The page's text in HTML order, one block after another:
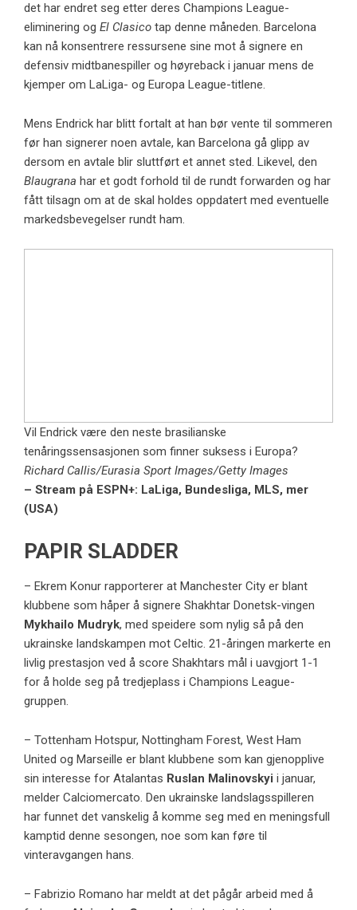
det har endret seg etter deres Champions League-
eliminering og El Clasico tap denne måneden. Barcelona
kan nå konsentrere ressursene sine mot å signere en
defensiv midtbanespiller og høyreback i januar mens de
kjemper om LaLiga- og Europa League-titlene.
Mens Endrick har blitt fortalt at han bør vente til sommeren
før han signerer noen avtale, kan Barcelona gå glipp av
dersom en avtale blir sluttført et annet sted. Likevel, den
Blaugrana har et godt forhold til de rundt forwarden og har
fått tilsagn om at de skal holdes oppdatert med eventuelle
markedsbevegelser rundt ham.
Vil Endrick være den neste brasilianske
tenåringssensasjonen som finner suksess i Europa?
Richard Callis/Eurasia Sport Images/Getty Images
– Stream på ESPN+: LaLiga, Bundesliga, MLS, mer
(USA)
PAPIR SLADDER
– Ekrem Konur rapporterer at Manchester City er blant
klubbene som håper å signere Shakhtar Donetsk-vingen
Mykhailo Mudryk, med speidere som nylig så på den
ukrainske landskampen mot Celtic. 21-åringen markerte en
livlig prestasjon ved å score Shakhtars mål i uavgjort 1-1
for å holde seg på tredjeplass i Champions League-
gruppen.
– Tottenham Hotspur, Nottingham Forest, West Ham
United og Marseille er blant klubbene som kan gjenopplive
sin interesse for Atalantas Ruslan Malinovskyi i januar,
melder Calciomercato. Den ukrainske landslagsspilleren
har funnet det vanskelig å komme seg med en meningsfull
kamptid denne sesongen, noe som kan føre til
vinteravgangen hans.
– Fabrizio Romano har meldt at det pågår arbeid med å